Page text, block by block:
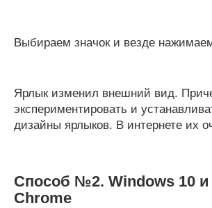
Выбираем значок и везде
Ярлык изменил внешний вид.
экспериментировать и
дизайны ярлыков. В интернете их
Способ №2. Windows 10 и
Chrome